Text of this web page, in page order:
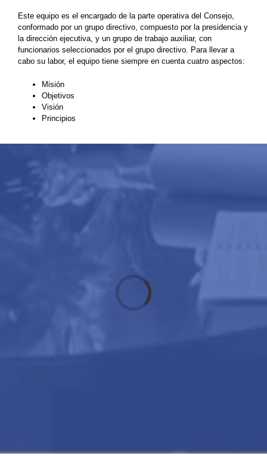
Este equipo es el encargado de la parte operativa del Consejo,
conformado por un grupo directivo, compuesto por la presidencia y
la dirección ejecutiva, y un grupo de trabajo auxiliar, con
funcionarios seleccionados por el grupo directivo. Para llevar a
cabo su labor, el equipo tiene siempre en cuenta cuatro aspectos:
Misión
Objetivos
Visión
Principios
Cargando...